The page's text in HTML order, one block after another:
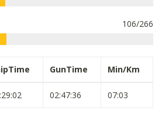
106/266
GunTime Min/Km
02:47:36 07:03